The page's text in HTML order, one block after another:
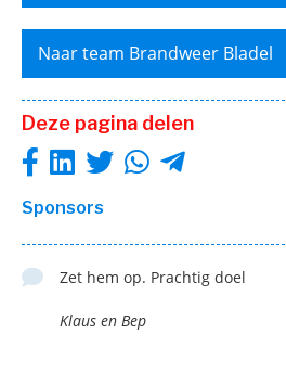
Naar team Brandweer Bladel
Deze pagina delen
Sponsors
Zet hem op. Prachtig doel
Klaus en Bep